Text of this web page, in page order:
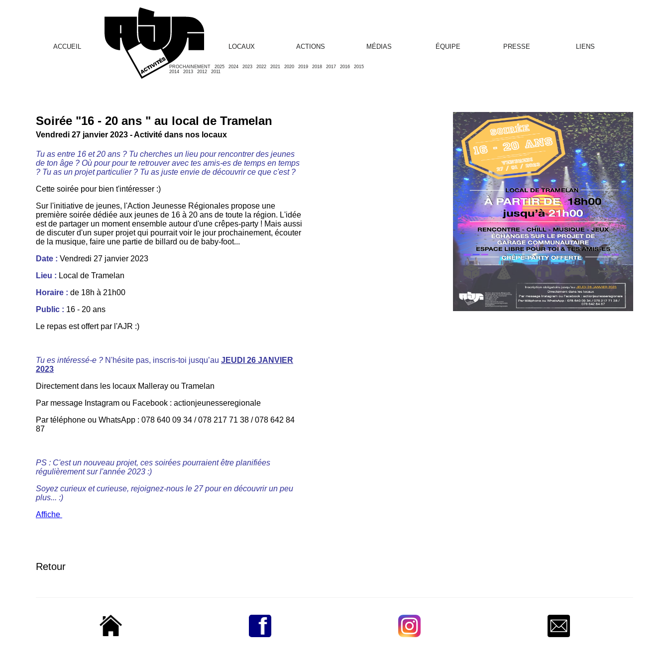
ACCUEIL
PROCHAINEMENT 2025 2024 2023 2022 2021 2020 2019 2018 2017 2016
2015
2014
2013 2012 2011
LOCAUX ACTIONS MÉDIAS ÉQUIPE PRESSE LIENS
Soirée "16 - 20 ans " au local de Tramelan
Vendredi 27 janvier 2023 - Activité dans nos locaux
Tu as entre 16 et 20 ans ? Tu cherches un lieu pour rencontrer des jeunes
de ton âge ? Où pour pour te retrouver avec tes amis-es de temps en temps
? Tu as un projet particulier ? Tu as juste envie de découvrir ce que c'est ?
Cette soirée pour bien t'intéresser :)
Sur l'initiative de jeunes, l'Action Jeunesse Régionales propose une
première soirée dédiée aux jeunes de 16 à 20 ans de toute la région. L'idée
est de partager un moment ensemble autour d'une crêpes-party ! Mais aussi
de discuter d'un super projet qui pourrait voir le jour prochainement, écouter
de la musique, faire une partie de billard ou de baby-foot...
Date : Vendredi 27 janvier 2023
Lieu : Local de Tramelan
Horaire : de 18h à 21h00
Public : 16 - 20 ans
Le repas est offert par l'AJR :)
Tu es intéressé-e ? N'hésite pas, inscris-toi jusqu’au JEUDI 26 JANVIER
2023
Directement dans les locaux Malleray ou Tramelan
Par message Instagram ou Facebook : actionjeunesseregionale
Par téléphone ou WhatsApp : 078 640 09 34 / 078 217 71 38 / 078 642 84
87
PS : C'est un nouveau projet, ces soirées pourraient être planifiées
régulièrement sur l'année 2023 :)
Soyez curieux et curieuse, rejoignez-nous le 27 pour en découvrir un peu
plus... :)
Affiche
Retour